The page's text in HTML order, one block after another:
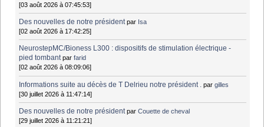
[03 août 2026 à 07:45:53]
Des nouvelles de notre président par Isa
[02 août 2026 à 17:42:25]
NeurostepMC/Bioness L300 : dispositifs de stimulation électrique -
pied tombant parfarid
[02 août 2026 à 08:09:06]
Informations suite au décès de T Delrieu notre président . pargilles
[30 juillet 2026 à 11:47:14]
Des nouvelles de notre président parCouette de cheval
[29 juillet 2026 à 11:21:21]